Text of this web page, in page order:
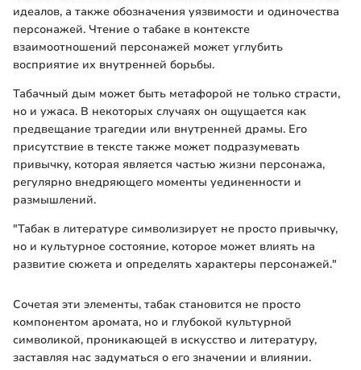
идеалов, а также обозначения уязвимости и одиночества
персонажей. Чтение о табаке в контексте
взаимоотношений персонажей может углубить
восприятие их внутренней борьбы.
Табачный дым может быть метафорой не только страсти,
но и ужаса. В некоторых случаях он ощущается как
предвещание трагедии или внутренней драмы. Его
присутствие в тексте также может подразумевать
привычку, которая является частью жизни персонажа,
регулярно внедряющего моменты уединенности и
размышлений.
"Табак в литературе символизирует не просто привычку,
но и культурное состояние, которое может влиять на
развитие сюжета и определять характеры персонажей."
Сочетая эти элементы, табак становится не просто
компонентом аромата, но и глубокой культурной
символикой, проникающей в искусство и литературу,
заставляя нас задуматься о его значении и влиянии.